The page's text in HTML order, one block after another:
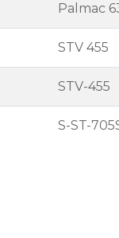
Palmac
STV 455
STV-455
S-ST-